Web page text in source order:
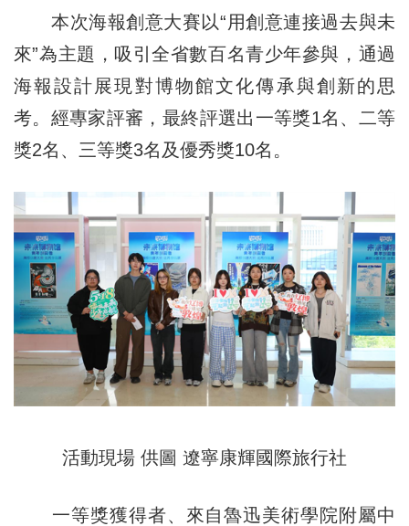
本次海報創意大賽以“用創意連接過去與未
來”為主題，吸引全省數百名青少年參與，通過
海報設計展現對博物館文化傳承與創新的思
考。經專家評審，最終評選出一等獎1名、二等
獎2名、三等獎3名及優秀獎10名。
活動現場 供圖 遼寧康輝國際旅行社
一等獎獲得者、來自魯迅美術學院附屬中